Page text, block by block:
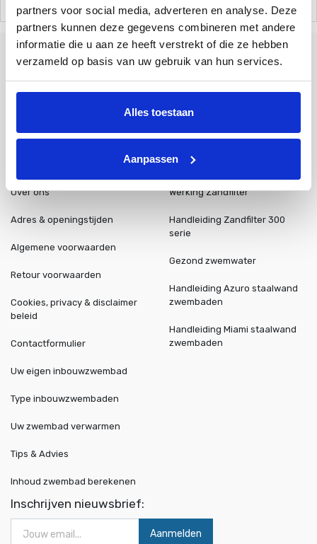
partners voor social media, adverteren en analyse. Deze
partners kunnen deze gegevens combineren met andere
informatie die u aan ze heeft verstrekt of die ze hebben
verzameld op basis van uw gebruik van hun services.
Alles toestaan
Aanpassen
Bad Bentheim 48455
+31 85 773 9900
Over ons
Adres & openingstijden
Algemene voorwaarden
Retour voorwaarden
Cookies, privacy & disclaimer
beleid
Contactformulier
Werking Zandfilter
Handleiding Zandfilter 300
serie
Gezond zwemwater
Handleiding Azuro staalwand
zwembaden
Handleiding Miami staalwand
zwembaden
Uw eigen inbouwzwembad
Type inbouwzwembaden
Uw zwembad verwarmen
Tips & Advies
Inhoud zwembad berekenen
Inschrijven nieuwsbrief:
Aanmelden